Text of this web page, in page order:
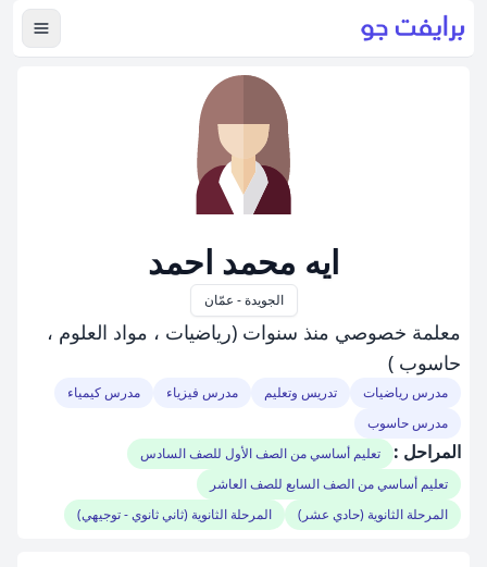
عرض
ايه محمد احمد
الجويدة - عمّان
معلمة خصوصي منذ سنوات (رياضيات ، مواد العلوم ،
حاسوب )
مدرس رياضيات تدريس وتعليم مدرس فيزياء
مدرس كيمياء
مدرس حاسوب
المراحل :
تعليم أساسي من الصف الأول للصف السادس
تعليم أساسي من الصف السابع للصف العاشر
المرحلة الثانوية (حادي عشر)
المرحلة الثانوية (ثاني ثانوي - توجيهي)